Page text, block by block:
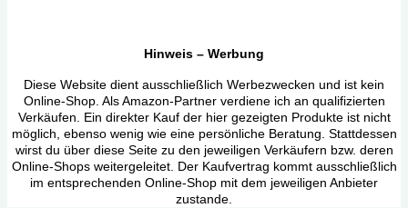
Hinweis – Werbung
Diese Website dient ausschließlich Werbezwecken und ist kein
Online-Shop. Als Amazon-Partner verdiene ich an qualifizierten
Verkäufen. Ein direkter Kauf der hier gezeigten Produkte ist nicht
möglich, ebenso wenig wie eine persönliche Beratung. Stattdessen
wirst du über diese Seite zu den jeweiligen Verkäufern bzw. deren
Online-Shops weitergeleitet. Der Kaufvertrag kommt ausschließlich
im entsprechenden Online-Shop mit dem jeweiligen Anbieter
zustande.